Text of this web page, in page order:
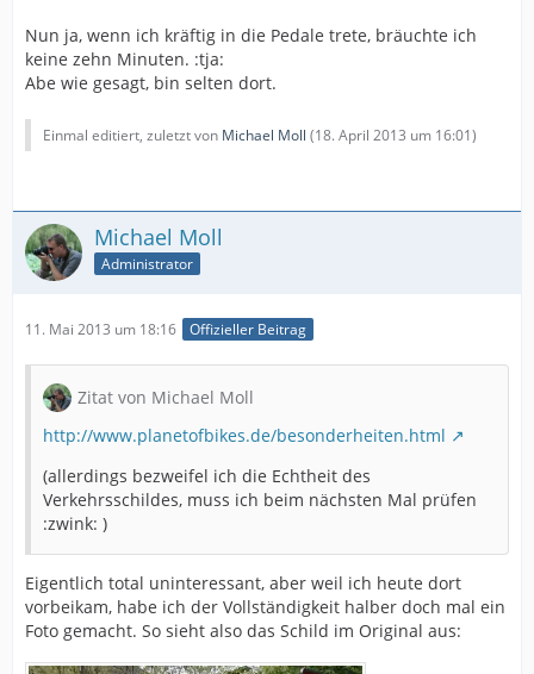
Nun ja, wenn ich kräftig in die Pedale trete, bräuchte ich
keine zehn Minuten. :tja:
Abe wie gesagt, bin selten dort.
Einmal editiert, zuletzt von Michael Moll (18. April 2013 um 16:01)
Michael Moll
Administrator
11. Mai 2013 um 18:16 Offizieller Beitrag
Zitat von Michael Moll
http://www.planetofbikes.de/besonderheiten.html
(allerdings bezweifel ich die Echtheit des
Verkehrsschildes, muss ich beim nächsten Mal prüfen
:zwink: )
Eigentlich total uninteressant, aber weil ich heute dort
vorbeikam, habe ich der Vollständigkeit halber doch mal ein
Foto gemacht. So sieht also das Schild im Original aus: